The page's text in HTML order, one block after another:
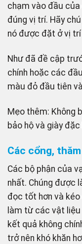
chạm vào đầu
đúng vị trí. Hãy
nó được đặt ở vị trí
Như đã đề cập
chính hoặc các
màu đỏ đầu tiên
Mẹo thêm: Không
bảo hộ và giày
Các cổng,
Các bộ phận của
nhất. Chúng được
đọc tốt hơn và kéo
làm từ các vật
kết quả không
trở nên khó khăn